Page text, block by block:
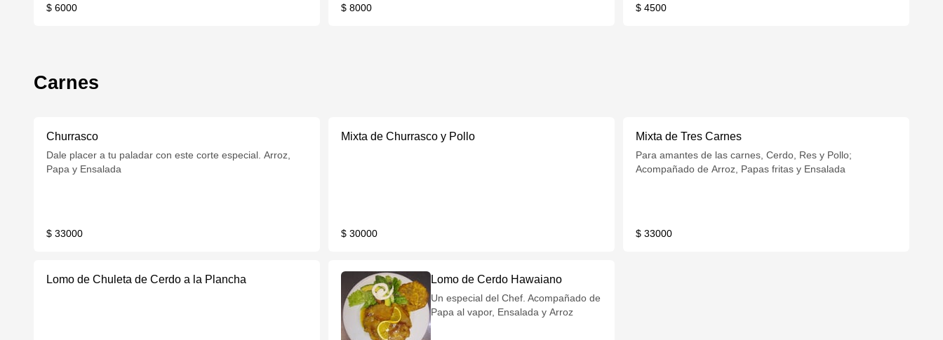
$ 6000 $ 8000 $ 4500
Carnes
Churrasco
Dale placer a tu paladar con este corte especial. Arroz,
Papa y Ensalada
$ 33000
Mixta de Churrasco y Pollo
$ 30000
Mixta de Tres Carnes
Para amantes de las carnes, Cerdo, Res y Pollo;
Acompañado de Arroz, Papas fritas y Ensalada
$ 33000
Lomo de Chuleta de Cerdo a la Plancha Lomo de Cerdo Hawaiano
Un especial del Chef. Acompañado de
Papa al vapor, Ensalada y Arroz